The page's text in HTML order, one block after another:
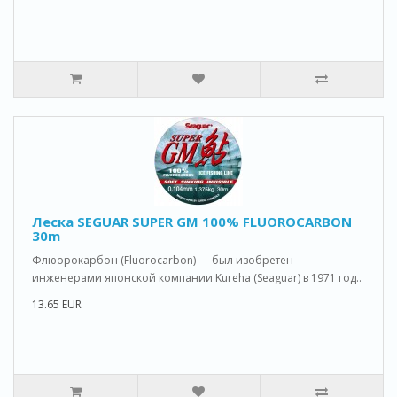
Леска SEGUAR SUPER GM 100% FLUOROCARBON
30m
Флюорокарбон (Fluorocarbon) — был изобретен
инженерами японской компании Kureha (Seaguar) в 1971 год..
13.65 EUR